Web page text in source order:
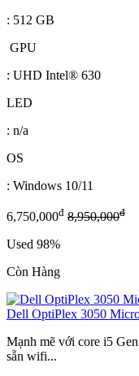
: 512 GB
GPU
: UHD Intel® 630
LED
: n/a
OS
: Windows 10/11
6,750,000đ 8,950,000đ
Used 98%
Còn Hàng
Dell OptiPlex 3050
Mạnh mẽ với core i5
sẵn wifi...